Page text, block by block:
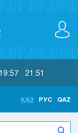
19:57 21:51
ҚАЗ РУС QAZ